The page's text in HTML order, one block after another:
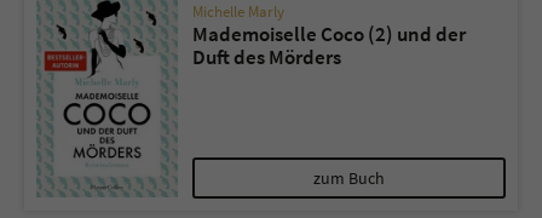
Michelle Marly
Mademoiselle Coco (2) und der
Duft des Mörders
zum Buch